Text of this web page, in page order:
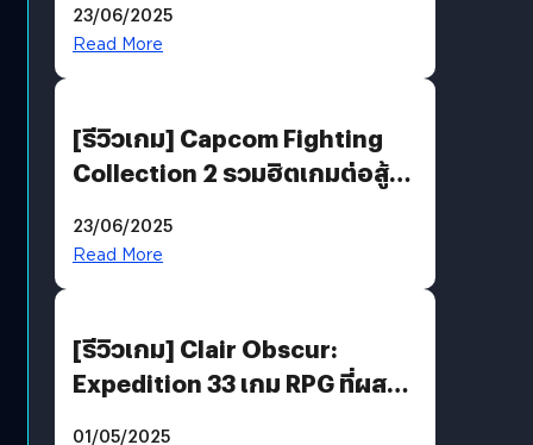
พันธะสุดท้ายของมนุษย์
23/06/2025
Read More
[รีวิวเกม] Capcom Fighting
Collection 2 รวมฮิตเกมต่อสู้ใน
23/06/2025
Read More
[รีวิวเกม] Clair Obscur:
Expedition 33 เกม RPG ที่ผสาน
01/05/2025